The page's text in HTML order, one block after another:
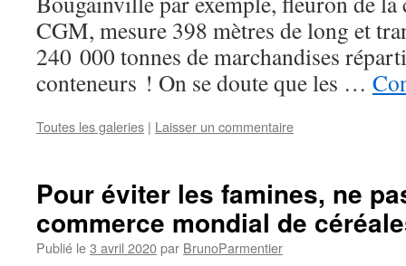
CGM, mesure 398 mètres de long et
240 000 tonnes de marchandises
conteneurs ! On se doute que les …
Toutes les galeries | Laisser un commentaire
Pour éviter les famines, ne
commerce mondial de
Publié le3 avril 2020par BrunoParmentier